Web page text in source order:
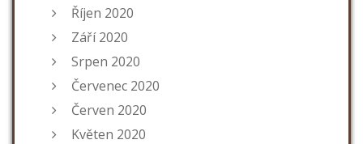
Říjen 2020
Září 2020
Srpen 2020
Červenec 2020
Červen 2020
Květen 2020